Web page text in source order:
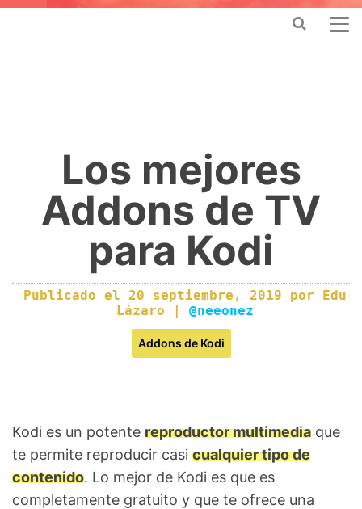
Los mejores
Addons de TV
para Kodi
Publicado el 20 septiembre, 2019 por Edu
Lázaro | @neeonez
Addons de Kodi
Kodi es un potente reproductor multimedia que
te permite reproducir casi cualquier tipo de
contenido. Lo mejor de Kodi es que es
completamente gratuito y que te ofrece una